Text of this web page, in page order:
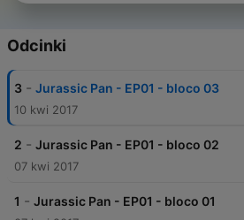
Odcinki
3 - Jurassic Pan - EP01 - bloco 03
10 kwi 2017
2 - Jurassic Pan - EP01 - bloco 02
07 kwi 2017
1 - Jurassic Pan - EP01 - bloco 01